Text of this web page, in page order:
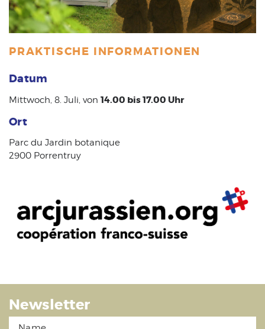
PRAKTISCHE INFORMATIONEN
Datum
Mittwoch, 8. Juli, von 14.00 bis 17.00 Uhr
Ort
Parc du Jardin botanique
2900 Porrentruy
Newsletter